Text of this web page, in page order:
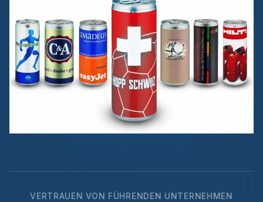
VERTRAUEN VON FÜHRENDEN UNTERNEHMEN